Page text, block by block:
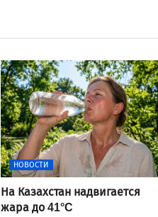
НОВОСТИ
На Казахстан надвигается
жара до 41°C